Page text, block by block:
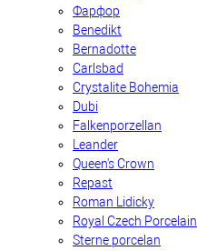
Фарфор
Benedikt
Bernadotte
Carlsbad
Crystalite Bohemia
Dubi
Falkenporzellan
Leander
Queen's Crown
Repast
Roman Lidicky
Royal Czech Porcelain
Sterne porcelan